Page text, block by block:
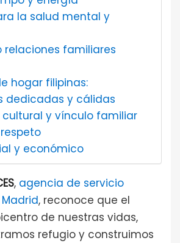
la salud mental y
relaciones familiares
hogar filipinas:
dedicadas y cálidas
cultural y vínculo familiar
y económico
, agencia de servicio
, reconoce que el
de nuestras vidas,
refugio y construimos